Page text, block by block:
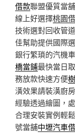
借款聯盟優質當
線上好選擇桃園
技術選對回收管
佳幫助提供國際
銀行繁瑣的汽機
橋當鋪最快當日
務放款快速方便
潢效果請裝潢廚
經驗透過繪圖，
合理安裝實例輕
號當舖中壢汽車